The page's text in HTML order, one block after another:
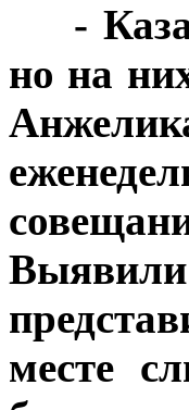
-
но на
месте